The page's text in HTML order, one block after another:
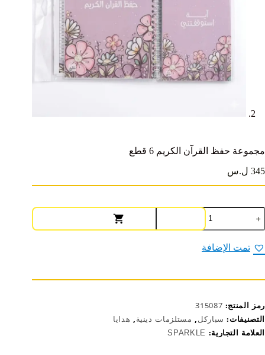
مجموعة حفظ القرآن الكريم 6 قطع
345 ل.س
كمية
مجموعة
حفظ
القرآن
الكريم
تمت الإضافة
رمز المنتج: 315087
التصنيفات: سباركل, مستلزمات دينية, هدايا
العلامة التجارية: SPARKLE